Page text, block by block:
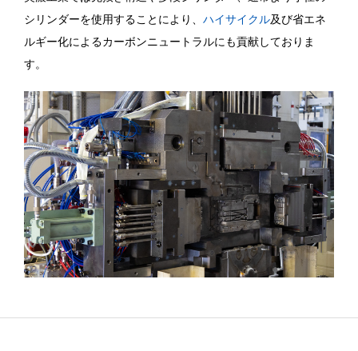
シリンダーを使用することにより、 ハイサイクル及び省エネ
ルギー化によるカーボンニュートラルにも貢献しておりま
す。